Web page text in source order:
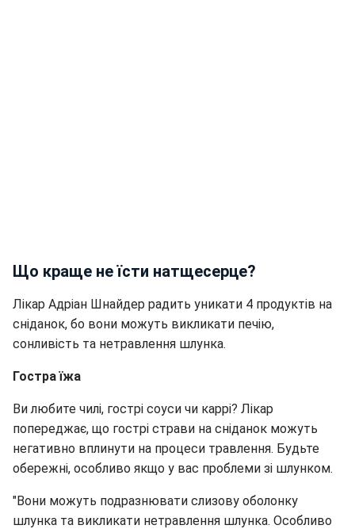
Що краще не їсти натщесерце?
Лікар Адріан Шнайдер радить уникати 4 продуктів на
сніданок, бо вони можуть викликати печію,
сонливість та нетравлення шлунка.
Гостра їжа
Ви любите чилі, гострі соуси чи каррі? Лікар
попереджає, що гострі страви на сніданок можуть
негативно вплинути на процеси травлення. Будьте
обережні, особливо якщо у вас проблеми зі шлунком.
"Вони можуть подразнювати слизову оболонку
шлунка та викликати нетравлення шлунка. Особливо